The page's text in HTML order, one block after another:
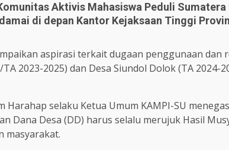
Aktivis Mahasiswa Peduli Sumatera
di depan Kantor Kejaksaan Tinggi
aspirasi terkait dugaan penggunaan dan
2023-2025) dan Desa Siundol Dolok (TA 2024-
Harahap selaku Ketua Umum KAMPI-SU
Dana Desa (DD) harus selalu merujuk Hasil
masyarakat.